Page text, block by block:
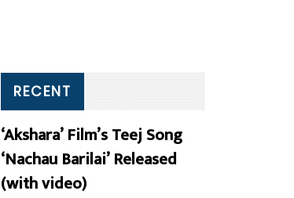
RECENT
‘Akshara’ Film’s Teej Song
‘Nachau Barilai’ Released
(with video)